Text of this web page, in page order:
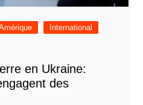
International
en Ukraine:
des